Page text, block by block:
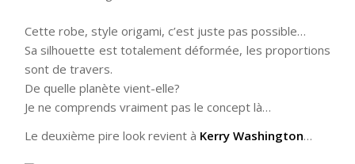
Cette robe, style origami, c’est juste pas possible…
Sa silhouette est totalement déformée, les proportions
sont de travers.
De quelle planète vient-elle?
Je ne comprends vraiment pas le concept là…
Le deuxième pire look revient à Kerry Washington…